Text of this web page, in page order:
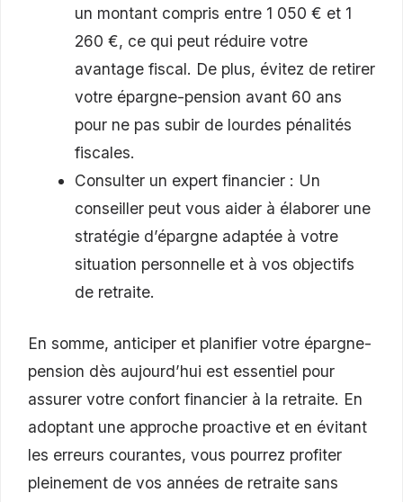
un montant compris entre 1 050 € et 1
260 €, ce qui peut réduire votre
avantage fiscal. De plus, évitez de retirer
votre épargne-pension avant 60 ans
pour ne pas subir de lourdes pénalités
fiscales.
Consulter un expert financier : Un
conseiller peut vous aider à élaborer une
stratégie d’épargne adaptée à votre
situation personnelle et à vos objectifs
de retraite.
En somme, anticiper et planifier votre épargne-
pension dès aujourd’hui est essentiel pour
assurer votre confort financier à la retraite. En
adoptant une approche proactive et en évitant
les erreurs courantes, vous pourrez profiter
pleinement de vos années de retraite sans